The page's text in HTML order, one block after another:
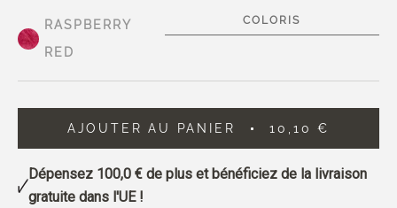
RASPBERRY
RED
COLORIS
AJOUTER AU PANIER 10,10 €
Dépensez 100,0 € de plus et bénéficiez de la livraison
gratuite dans l'UE !